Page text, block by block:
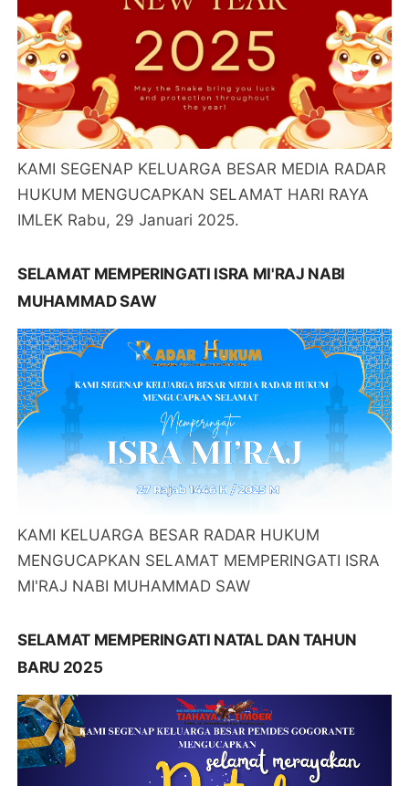
KAMI SEGENAP KELUARGA BESAR MEDIA RADAR
HUKUM MENGUCAPKAN SELAMAT HARI RAYA
IMLEK Rabu, 29 Januari 2025.
SELAMAT MEMPERINGATI ISRA MI'RAJ NABI
MUHAMMAD SAW
KAMI KELUARGA BESAR RADAR HUKUM
MENGUCAPKAN SELAMAT MEMPERINGATI ISRA
MI'RAJ NABI MUHAMMAD SAW
SELAMAT MEMPERINGATI NATAL DAN TAHUN
BARU 2025